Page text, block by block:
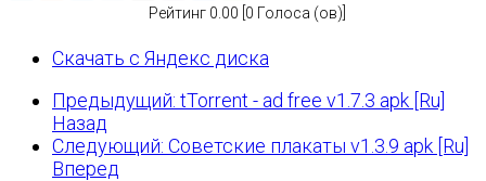
Рейтинг 0.00 [0 Голоса (ов)]
Скачать с Яндекс диска
Предыдущий: tTorrent - ad free v1.7.3 apk [Ru]
Назад
Следующий: Советские плакаты v1.3.9 apk [Ru]
Вперед